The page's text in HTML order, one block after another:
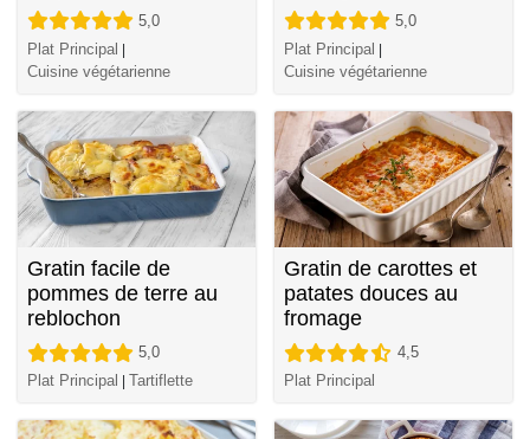
5,0
Plat Principal
Cuisine végétarienne
5,0
Plat Principal
Cuisine végétarienne
Gratin facile de
pommes de terre au
reblochon
5,0
Plat Principal
Tartiflette
Gratin de carottes et
patates douces au
fromage
4,5
Plat Principal